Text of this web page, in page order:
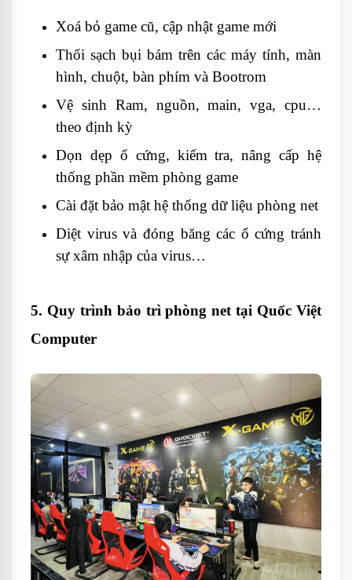
Xoá bỏ game cũ, cập nhật game mới
Thổi sạch bụi bám trên các máy tính, màn
hình, chuột, bàn phím và Bootrom
Vệ sinh Ram, nguồn, main, vga, cpu…
theo định kỳ
Dọn dẹp ổ cứng, kiểm tra, nâng cấp hệ
thống phần mềm phòng game
Cài đặt bảo mật hệ thống dữ liệu phòng net
Diệt virus và đóng băng các ổ cứng tránh
sự xâm nhập của virus…
5. Quy trình bảo trì phòng net tại Quốc Việt
Computer